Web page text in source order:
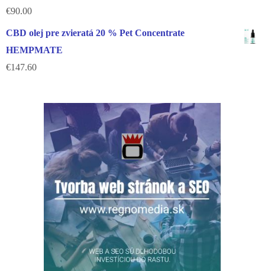
€90.00
CBD olej pre zvieratá 20 % Pet Concentrate
HEMPMATE
€147.60